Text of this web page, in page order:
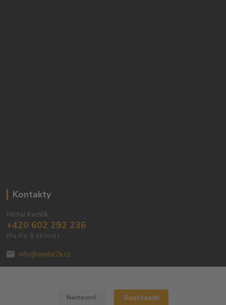
Kontakty
Michal Kachlík
+420 602 292 236
(Po-Pá, 8-16 hod.)
info@dental2k.cz
Nastavení Souhlasím